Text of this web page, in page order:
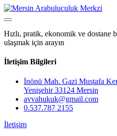
Hızlı, pratik, ekonomik ve dostane
ulaşmak için arayın
İletişim Bilgileri
İnönü Mah. Gazi Mustafa
Yenişehir 33124 Mersin
avvahukuk@gmail.com
0.537.787 2155
İletişim